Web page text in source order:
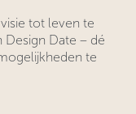
tot leven te
Date – dé
te